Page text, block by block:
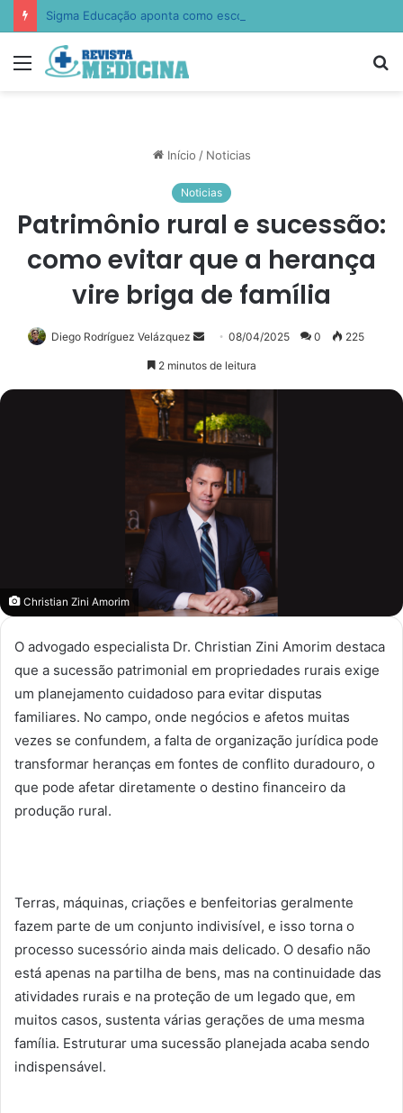
Menu
Início / Noticias
Noticias
Patrimônio rural e sucessão:
como evitar que a herança
vire briga de família
Diego Rodríguez Velázquez
Mande
um
08/04/2025 0 225
2 minutos de leitura
Christian Zini Amorim
O advogado especialista Dr. Christian Zini Amorim destaca
que a sucessão patrimonial em propriedades rurais exige
um planejamento cuidadoso para evitar disputas
familiares. No campo, onde negócios e afetos muitas
vezes se confundem, a falta de organização jurídica pode
transformar heranças em fontes de conflito duradouro, o
que pode afetar diretamente o destino financeiro da
produção rural.
Terras, máquinas, criações e benfeitorias geralmente
fazem parte de um conjunto indivisível, e isso torna o
processo sucessório ainda mais delicado. O desafio não
está apenas na partilha de bens, mas na continuidade das
atividades rurais e na proteção de um legado que, em
muitos casos, sustenta várias gerações de uma mesma
família. Estruturar uma sucessão planejada acaba sendo
indispensável.